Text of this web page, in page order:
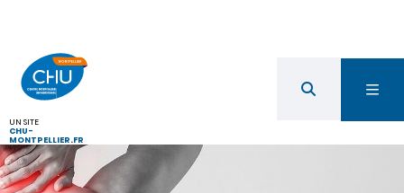
UN SITE
CHU-
MONTPELLIER.FR